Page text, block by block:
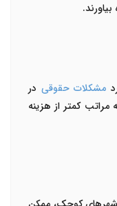
مشکلات حقوقی در
کمتر از هزینه